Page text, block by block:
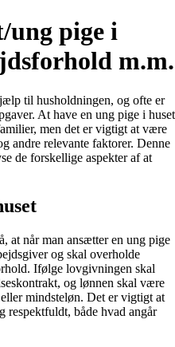
pige i
m.m.
til husholdningen, og ofte er
At have en ung pige i huset
men det er vigtigt at være
andre relevante faktorer. Denne
de forskellige aspekter af at
at når man ansætter en ung pige
og skal overholde
Ifølge lovgivningen skal
og lønnen skal være
mindsteløn. Det er vigtigt at
respektfuldt, både hvad angår